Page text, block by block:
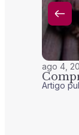
ago 4,
Artigo